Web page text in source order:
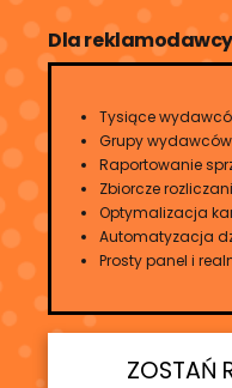
Dla reklamodawcy
Tysiące
Grupy
Raportowanie
Zbiorcze
Optymalizacja
Automatyzacja
Prosty panel i
ZOSTAŃ